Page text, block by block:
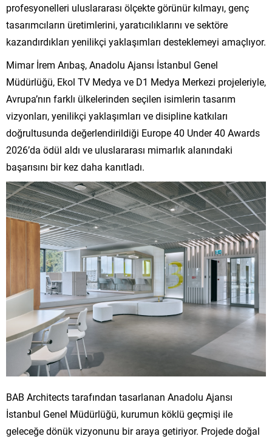
profesyonelleri uluslararası ölçekte görünür kılmayı, genç
tasarımcıların üretimlerini, yaratıcılıklarını ve sektöre
kazandırdıkları yenilikçi yaklaşımları desteklemeyi amaçlıyor.
Mimar İrem Arıbaş, Anadolu Ajansı İstanbul Genel
Müdürlüğü, Ekol TV Medya ve D1 Medya Merkezi projeleriyle,
Avrupa’nın farklı ülkelerinden seçilen isimlerin tasarım
vizyonları, yenilikçi yaklaşımları ve disipline katkıları
doğrultusunda değerlendirildiği Europe 40 Under 40 Awards
2026’da ödül aldı ve uluslararası mimarlık alanındaki
başarısını bir kez daha kanıtladı.
BAB Architects tarafından tasarlanan Anadolu Ajansı
İstanbul Genel Müdürlüğü, kurumun köklü geçmişi ile
geleceğe dönük vizyonunu bir araya getiriyor. Projede doğal